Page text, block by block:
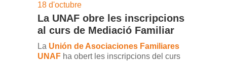
18 d'octubre
La UNAF obre les inscripcions
al curs de Mediació Familiar
La Unión de Asociaciones Familiares
UNAF ha obert les inscripcions del curs